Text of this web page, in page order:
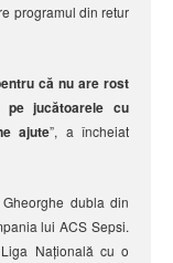
programul din retur
că nu are rost
jucătoarele cu
ajute”, a încheiat
dubla din
lui ACS Sepsi.
Națională cu o